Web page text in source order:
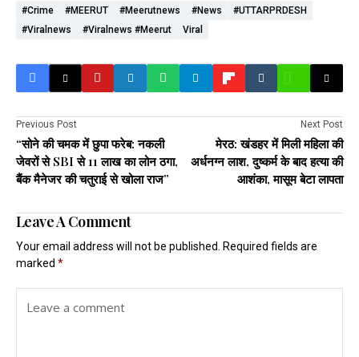
#crime #MEERUT #meerutnews #news
#UTTARPRDESH
#viralnews
#viralnews #meerut Viral
Previous Post
“सोने की चमक में छुपा फरेब: नकली
जेवरों से SBI से 11 लाख का लोन ठगा,
बैंक मैनेजर की चतुराई से खोला राज”
Next Post
मेरठ: खंडहर में मिली महिला की
अर्धनग्न लाश, दुष्कर्म के बाद हत्या की
आशंका, मासूम बेटा लापता
Leave A Comment
Your email address will not be published. Required fields are
marked *